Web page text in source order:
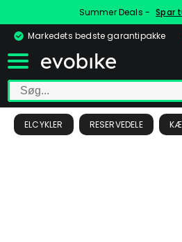
Summer Deals - Spar
Markedets bedste garantipakke
ELCYKLER RESERVEDELE